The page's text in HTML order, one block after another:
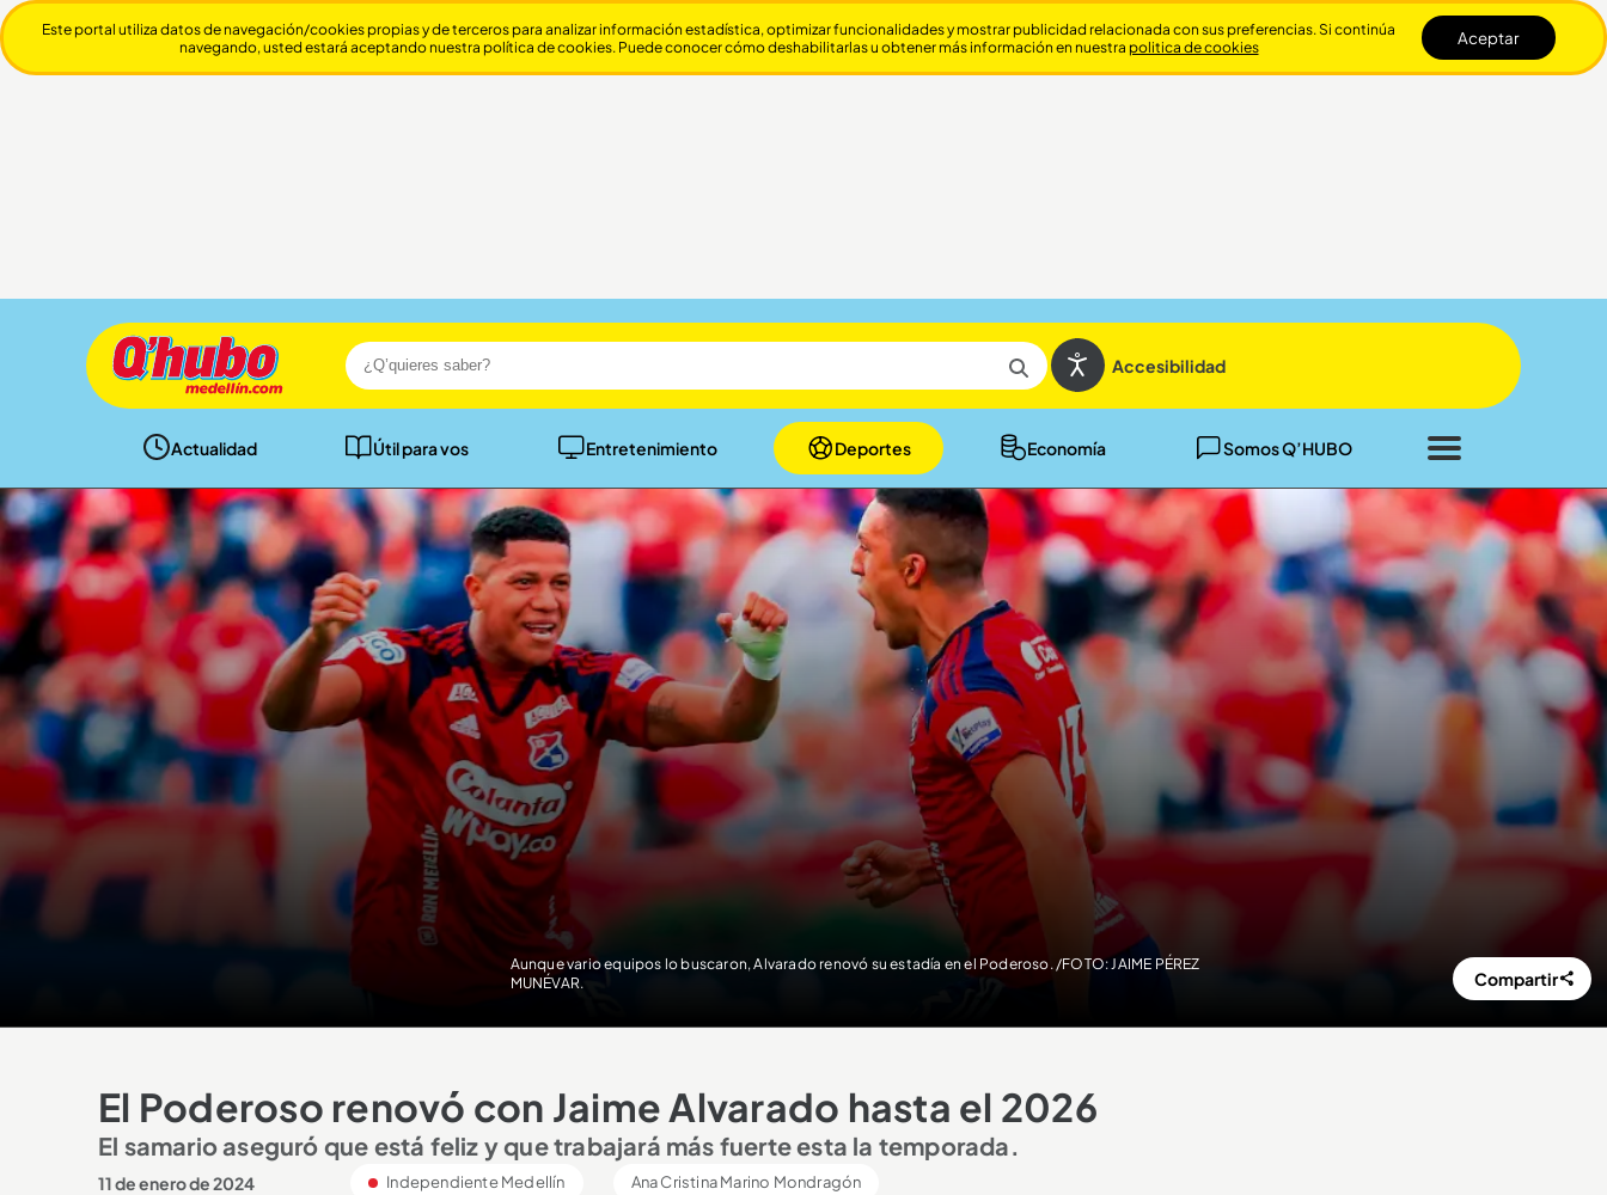
Accesibilidad
Actualidad Útil para vos Entretenimiento Deportes Economía Somos Q’HUBO
Cerrar
Aunque vario equipos lo buscaron, Alvarado renovó su estadía en el Poderoso. /FOTO: JAIME PÉREZ
MUNÉVAR.
Compartir
El Poderoso renovó con Jaime Alvarado hasta el 2026
El samario aseguró que está feliz y que trabajará más fuerte esta la temporada.
11 de enero de 2024 Independiente Medellín Ana Cristina Marino Mondragón
Este portal utiliza datos de navegación/cookies propias y de terceros para analizar información estadística, optimizar funcionalidades y mostrar publicidad relacionada con sus preferencias. Si continúa
navegando, usted estará aceptando nuestra política de cookies. Puede conocer cómo deshabilitarlas u obtener más información en nuestra politica de cookies Aceptar